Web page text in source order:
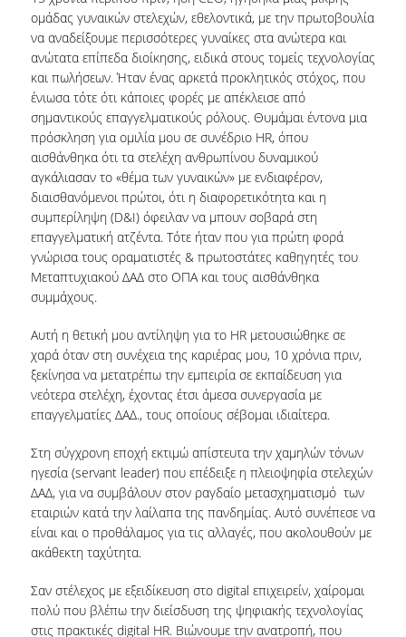
QUALITY POLICY
CERTIFICATION
COURSE/TEACHING EVALUATION
QUALITY ASSURANCE UNIT
ANNOUNCEMENTS
NEWS
EVENTS
ομάδας γυναικών στελεχών, εθελοντικά, με την πρωτοβουλία
να αναδείξουμε περισσότερες γυναίκες στα ανώτερα και
ανώτατα επίπεδα διοίκησης, ειδικά στους τομείς τεχνολογίας
και πωλήσεων. Ήταν ένας αρκετά προκλητικός στόχος, που
ένιωσα τότε ότι κάποιες φορές με απέκλεισε από
σημαντικούς επαγγελματικούς ρόλους. Θυμάμαι έντονα μια
πρόσκληση για ομιλία μου σε συνέδριο HR, όπου
αισθάνθηκα ότι τα στελέχη ανθρωπίνου δυναμικού
αγκάλιασαν το «θέμα των γυναικών» με ενδιαφέρον,
διαισθανόμενοι πρώτοι, ότι η διαφορετικότητα και η
συμπερίληψη (D&I) όφειλαν να μπουν σοβαρά στη
επαγγελματική ατζέντα. Τότε ήταν που για πρώτη φορά
γνώρισα τους οραματιστές & πρωτοστάτες καθηγητές του
Μεταπτυχιακού ΔΑΔ στο ΟΠΑ και τους αισθάνθηκα
συμμάχους.
Αυτή η θετική μου αντίληψη για το HR μετουσιώθηκε σε
χαρά όταν στη συνέχεια της καριέρας μου, 10 χρόνια πριν,
ξεκίνησα να μετατρέπω την εμπειρία σε εκπαίδευση για
νεότερα στελέχη, έχοντας έτσι άμεσα συνεργασία με
επαγγελματίες ΔΑΔ., τους οποίους σέβομαι ιδιαίτερα.
Στη σύγχρονη εποχή εκτιμώ απίστευτα την χαμηλών τόνων
ηγεσία (servant leader) που επέδειξε η πλειοψηφία στελεχών
ΔΑΔ, για να συμβάλουν στον ραγδαίο μετασχηματισμό των
εταιριών κατά την λαίλαπα της πανδημίας. Αυτό συνέπεσε να
είναι και ο προθάλαμος για τις αλλαγές, που ακολουθούν με
ακάθεκτη ταχύτητα.
Σαν στέλεχος με εξειδίκευση στο digital επιχειρείν, χαίρομαι
πολύ που βλέπω την διείσδυση της ψηφιακής τεχνολογίας
στις πρακτικές digital HR. Βιώνουμε την ανατροπή, που